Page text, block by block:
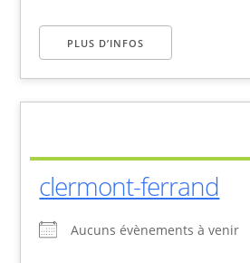
PLUS D’INFOS
clermont-ferrand
Aucuns évènements à venir